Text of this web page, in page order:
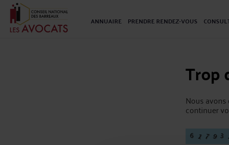
ANNUAIRE PRENDRE RENDEZ-VOUS
Trop
Nous
continuer